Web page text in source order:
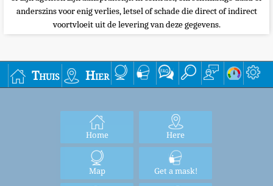
anderszins voor enig verlies, letsel of schade die direct of indirect
voortvloeit uit de levering van deze gegevens.
Thuis Hier
Home Here
Map Get a mask!